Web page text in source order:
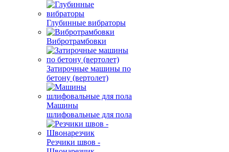
Глубинные вибраторы
Вибротрамбовки
Затирочные машины по
бетону (вертолет)
Машины
шлифовальные для пола
Резчики швов -